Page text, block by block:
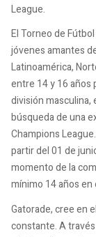
League.
El Torneo de
jóvenes amantes
Latinoamérica,
entre 14 y 16 años
división
búsqueda de una
Champions
partir del 01 de
momento de la
mínimo 14 años
Gatorade, cree en
constante. A